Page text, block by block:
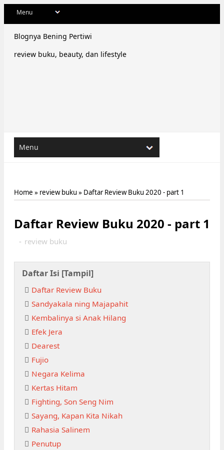
Blognya Bening Pertiwi
review buku, beauty, dan lifestyle
Home » review buku» Daftar Review Buku 2020 - part 1
Daftar Review Buku 2020 - part 1
- review buku
Daftar Isi [Tampil]
Daftar Review Buku
Sandyakala ning Majapahit
Kembalinya si Anak Hilang
Efek Jera
Dearest
Fujio
Negara Kelima
Kertas Hitam
Fighting, Son Seng Nim
Sayang, Kapan Kita Nikah
Rahasia Salinem
Penutup